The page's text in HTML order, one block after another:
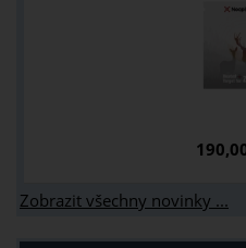
Zobrazit všechny novinky ...